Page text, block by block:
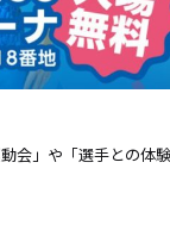
会」や「選手との体